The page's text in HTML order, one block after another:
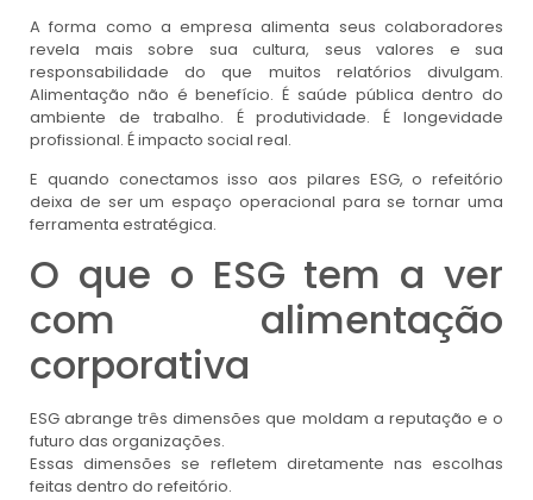
A forma como a empresa alimenta seus colaboradores
revela mais sobre sua cultura, seus valores e sua
responsabilidade do que muitos relatórios divulgam.
Alimentação não é benefício. É saúde pública dentro do
ambiente de trabalho. É produtividade. É longevidade
profissional. É impacto social real.
E quando conectamos isso aos pilares ESG, o refeitório
deixa de ser um espaço operacional para se tornar uma
ferramenta estratégica.
O que o ESG tem a ver
com alimentação
corporativa
ESG abrange três dimensões que moldam a reputação e o
futuro das organizações.
Essas dimensões se refletem diretamente nas escolhas
feitas dentro do refeitório.